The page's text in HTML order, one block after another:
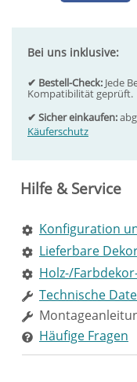
Hilfe & Service
Konfiguration
Lieferbare
Holz-/
Technische
Häufige Fragen
Bei uns inklusive:
✔ Bestell-Check: Jede
Kompatibilität geprüft.
✔ Sicher einkaufen:
Käuferschutz